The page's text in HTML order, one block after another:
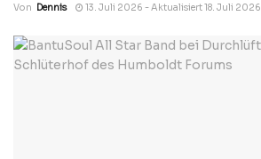
Von Dennis 13. Juli 2026 - Aktualisiert 18. Juli 2026